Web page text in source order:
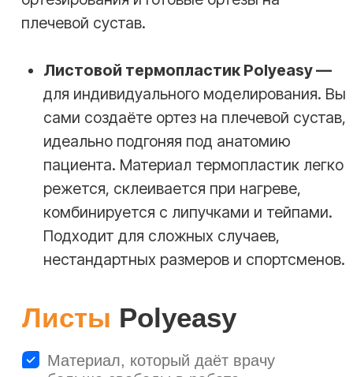
Формирование
Наложите размягчённый пластик на
конечность пациента, моделируя ортез
по индивидуальным анатомическим
Фиксация
Подержите материал в нужном
положении 5-7 минут, пока он не
застынет, обеспечивая точную посадку.
4.1
Коррекция